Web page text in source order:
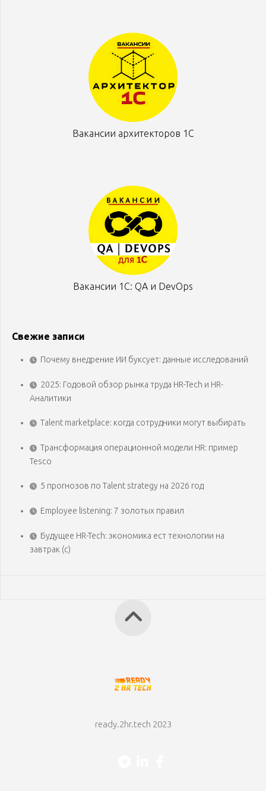
Вакансии архитекторов 1С
Вакансии 1С: QA и DevOps
Свежие записи
Почему внедрение ИИ буксует: данные исследований
2025: Годовой обзор рынка труда HR-Tech и HR-
Аналитики
Talent marketplace: когда сотрудники могут выбирать
Трансформация операционной модели HR: пример
Tesco
5 прогнозов по Talent strategy на 2026 год
Employee listening: 7 золотых правил
Будущее HR-Tech: экономика ест технологии на
завтрак (с)
ready.2hr.tech 2023